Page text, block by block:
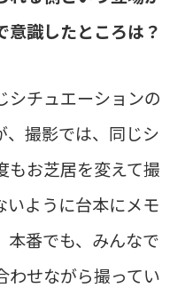
意識したところは？
シチュエーションの
、撮影では、同じシ
もお芝居を変えて撮
いように台本にメモ
本番でも、みんなで
わせながら撮ってい